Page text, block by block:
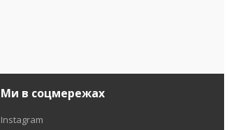
Ми в соцмережах
Instagram